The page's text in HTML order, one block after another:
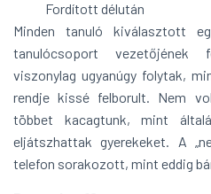
Fordított délután
Minden tanuló kiválasztott
tanulócsoport vezetőjének
viszonylag ugyanúgy folytak,
rendje kissé felborult. Nem
többet kacagtunk, mint
eljátszhattak gyerekeket. A
telefon sorakozott, mint eddig